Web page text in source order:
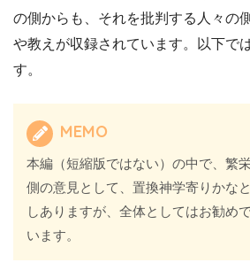
の側からも、それを批判する人々の
や教えが収録されています。以下で
す。
MEMO
本編（短縮版ではない）の中で、繁
側の意見として、置換神学寄りかな
しありますが、全体としてはお勧め
います。